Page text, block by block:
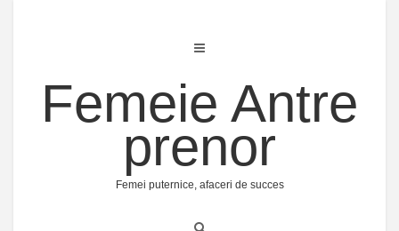
Femeie Antre
prenor
Femei puternice, afaceri de succes